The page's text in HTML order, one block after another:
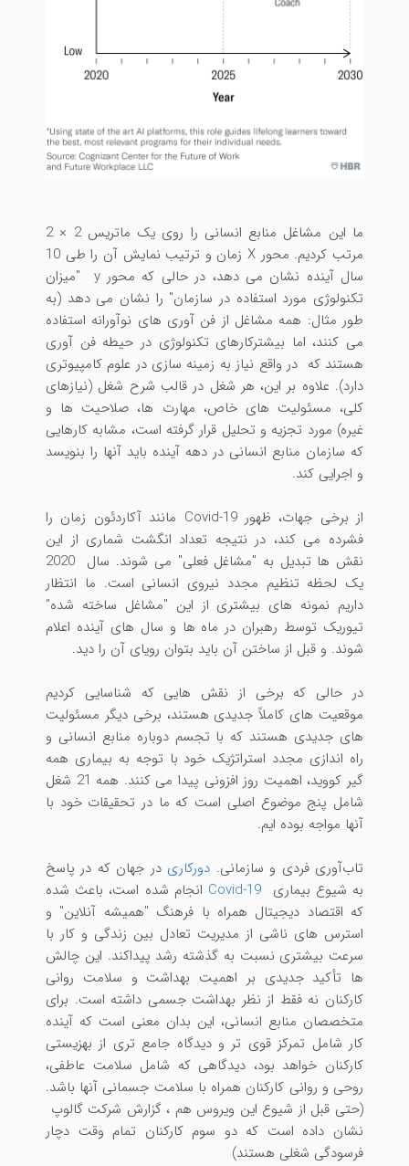
ما این مشاغل منابع انسانی را روی یک ماتریس 2 × 2
مرتب کردیم. محور X زمان و ترتیب نمایش آن را طی 10
سال آینده نشان می دهد، در حالی که محور y "میزان
تکنولوژی مورد استفاده در سازمان" را نشان می دهد (به
طور مثال: همه مشاغل از فن آوری های نوآورانه استفاده
می کنند، اما بیشترکارهای تکنولوژی در حیطه فن آوری
هستند که در واقع نیاز به زمینه سازی در علوم کامپیوتری
دارد). علاوه بر این، هر شغل در قالب شرح شغل (نیازهای
کلی، مسئولیت های خاص، مهارت ها، صلاحیت ها و
غیره) مورد تجزیه و تحلیل قرار گرفته است، مشابه کارهایی
که سازمان منابع انسانی در دهه آینده باید آنها را بنویسد
و اجرایی کند.
از برخی جهات، ظهور Covid-19 مانند آکاردئون زمان را
فشرده می کند، در نتیجه تعداد انگشت شماری از این
نقش ها تبدیل به "مشاغل فعلی" می شوند. سال 2020
یک لحظه تنظیم مجدد نیروی انسانی است. ما انتظار
داریم نمونه های بیشتری از این "مشاغل ساخته شده"
تیوریک توسط رهبران در ماه ها و سال های آینده اعلام
شوند. و قبل از ساختن آن باید بتوان رویای آن را دید.
در حالی که برخی از نقش هایی که شناسایی کردیم
موقعیت های کاملاً جدیدی هستند، برخی دیگر مسئولیت
های جدیدی هستند که با تجسم دوباره منابع انسانی و
راه اندازی مجدد استراتژیک خود با توجه به بیماری همه
گیر کووید، اهمیت روز افزونی پیدا می کنند. همه 21 شغل
شامل پنج موضوع اصلی است که ما در تحقیقات خود با
آنها مواجه بوده ایم.
تاب‌آوری فردی و سازمانی. دورکاری در جهان که در پاسخ
به شیوع بیماری Covid-19 انجام شده است، باعث شده
که اقتصاد دیجیتال همراه با فرهنگ "همیشه آنلاین" و
استرس های ناشی از مدیریت تعادل بین زندگی و کار با
سرعت بیشتری نسبت به گذشته رشد پیداکند. این چالش
ها تأکید جدیدی بر اهمیت بهداشت و سلامت روانی
کارکنان نه فقط از نظر بهداشت جسمی داشته است. برای
متخصصان منابع انسانی، این بدان معنی است که آینده
کار شامل تمرکز قوی تر و دیدگاه جامع تری از بهزیستی
کارکنان خواهد بود، دیدگاهی که شامل سلامت عاطفی،
روحی و روانی کارکنان همراه با سلامت جسمانی آنها باشد.
(حتی قبل از شیوع این ویروس هم ، گزارش شرکت گالوپ
نشان داده است که دو سوم کارکنان تمام وقت دچار
فرسودگی شغلی هستند)